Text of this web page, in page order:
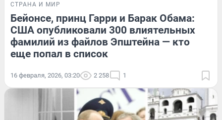
СТРАНА И МИР
Бейонсе, принц Гарри и Барак Обама:
США опубликовали 300 влиятельных
фамилий из файлов Эпштейна — кто
еще попал в список
16 февраля, 2026, 03:20 2 258 1